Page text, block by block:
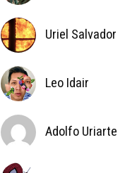
Uriel Salvador
Leo Idair
Adolfo Uriarte